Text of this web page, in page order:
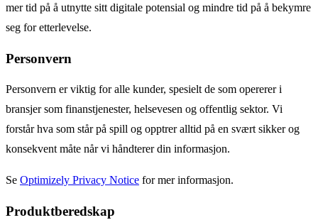
mer tid på å utnytte sitt digitale potensial og mindre tid på å bekymre
seg for etterlevelse.
Personvern
Personvern er viktig for alle kunder, spesielt de som opererer i
bransjer som finanstjenester, helsevesen og offentlig sektor. Vi
forstår hva som står på spill og opptrer alltid på en svært sikker og
konsekvent måte når vi håndterer din informasjon.
Se Optimizely Privacy Notice for mer informasjon.
Produktberedskap